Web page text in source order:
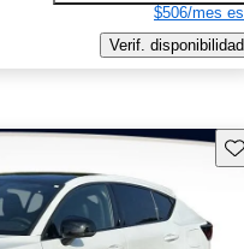
$506/mes
Verif. disponibilidad